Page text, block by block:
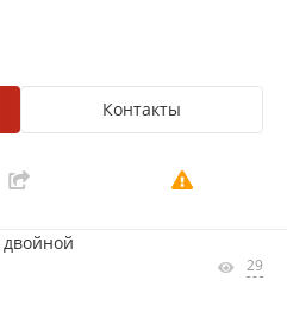
Контакты
29